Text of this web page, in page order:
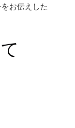
お伝えした